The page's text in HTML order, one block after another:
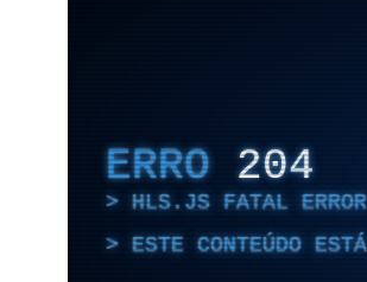
ERRO 204
HLS.JS FATAL
ESTE CONTEÚDO